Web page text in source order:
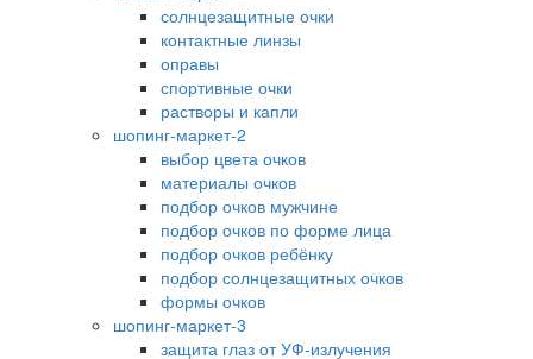
солнцезащитные очки
контактные линзы
оправы
спортивные очки
растворы и капли
шопинг-маркет-2
выбор цвета очков
материалы очков
подбор очков мужчине
подбор очков по форме лица
подбор очков ребёнку
подбор солнцезащитных очков
формы очков
шопинг-маркет-3
защита глаз от УФ-излучения